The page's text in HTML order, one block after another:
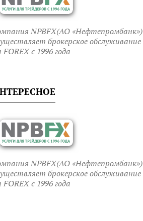
NPBFX(АО «Нефтепромбанк»)
брокерское обслуживание
FOREX c 1996 года
NPBFX(АО «Нефтепромбанк»)
брокерское обслуживание
FOREX c 1996 года